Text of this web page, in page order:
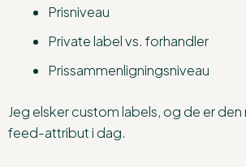
Prisniveau
Private label vs. forhandler
Prissammenligningsniveau
Jeg elsker custom labels, og de er
feed-attribut i dag.